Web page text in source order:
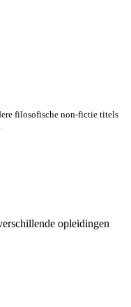
filosofische non-fictie titels
opleidingen